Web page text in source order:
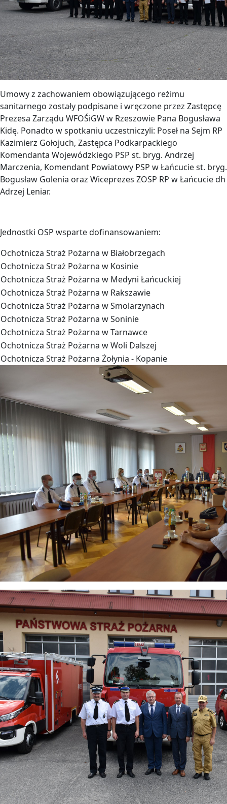
Umowy z zachowaniem obowiązującego reżimu
sanitarnego zostały podpisane i wręczone przez Zastępcę
Prezesa Zarządu WFOŚiGW w Rzeszowie Pana Bogusława
Kidę. Ponadto w spotkaniu uczestniczyli: Poseł na Sejm RP
Kazimierz Gołojuch, Zastępca Podkarpackiego
Komendanta Wojewódzkiego PSP st. bryg. Andrzej
Marczenia, Komendant Powiatowy PSP w Łańcucie st. bryg.
Bogusław Golenia oraz Wiceprezes ZOSP RP w Łańcucie dh
Adrzej Leniar.
Jednostki OSP wsparte dofinansowaniem:
Ochotnicza Straż Pożarna w Białobrzegach
Ochotnicza Straż Pożarna w Kosinie
Ochotnicza Straż Pożarna w Medyni Łańcuckiej
Ochotnicza Straż Pożarna w Rakszawie
Ochotnicza Straż Pożarna w Smolarzynach
Ochotnicza Straż Pożarna w Soninie
Ochotnicza Straż Pożarna w Tarnawce
Ochotnicza Straż Pożarna w Woli Dalszej
Ochotnicza Straż Pożarna Żołynia - Kopanie